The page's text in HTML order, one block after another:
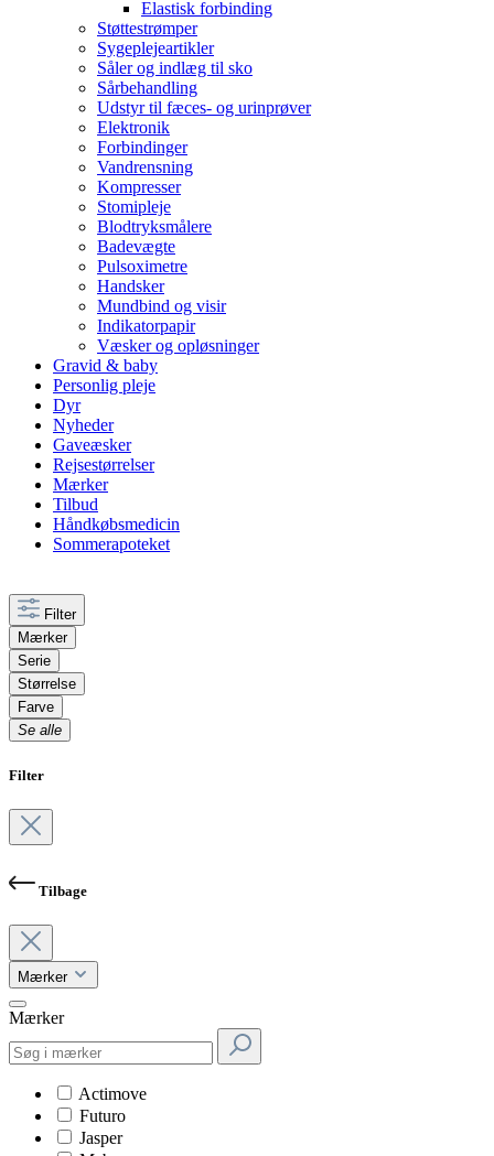
Elastisk forbinding
Støttestrømper
Sygeplejeartikler
Såler og indlæg til sko
Sårbehandling
Udstyr til fæces- og urinprøver
Elektronik
Forbindinger
Vandrensning
Kompresser
Stomipleje
Blodtryksmålere
Badevægte
Pulsoximetre
Handsker
Mundbind og visir
Indikatorpapir
Væsker og opløsninger
Gravid & baby
Personlig pleje
Dyr
Nyheder
Gaveæsker
Rejsestørrelser
Mærker
Tilbud
Håndkøbsmedicin
Sommerapoteket
Filter
Mærker
Serie
Størrelse
Farve
Se alle
Filter
Tilbage
Mærker
Mærker
Actimove
Futuro
Jasper